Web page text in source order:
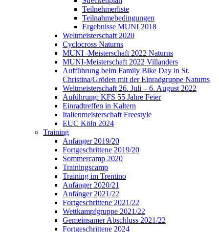
Teilnehmerliste
Teilnahmebedingungen
Ergebnisse MUNI 2018
Weltmeisterschaft 2020
Cyclocross Naturns
MUNI -Meisterschaft 2022 Naturns
MUNI-Meisterschaft 2022 Villanders
Aufführung beim Family Bike Day in St.
Christina/Gröden mit der Einradgruppe Naturns
Weltmeisterschaft 26. Juli – 6. August 2022
Auführung: KFS 55 Jahre Feier
Einradtreffen in Kaltern
Italienmeisterschaft Freestyle
EUC Köln 2024
Training
Anfänger 2019/20
Fortgeschrittene 2019/20
Sommercamp 2020
Trainingscamp
Training im Trentino
Anfänger 2020/21
Anfänger 2021/22
Fortgeschrittene 2021/22
Wettkampfgruppe 2021/22
Gemeinsamer Abschluss 2021/22
Fortgeschrittene 2024